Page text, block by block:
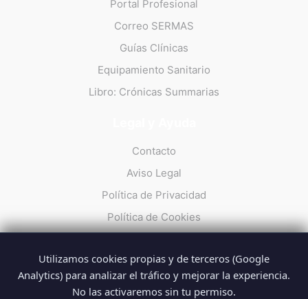
Portal Profesional
Correo SERMAS
Guías Clínicas
Equipamiento Sanitario
Libro: Crónicas Summarias
Contacto
Aviso Legal
Política de Privacidad
Política de Cookies
© 2026 Summarios · La web no oficial de los profesionales del
Utilizamos cookies propias y de terceros (Google
Analytics) para analizar el tráfico y mejorar la experiencia.
No las activaremos sin tu permiso.